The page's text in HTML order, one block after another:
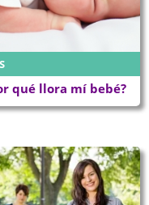
qué llora mí bebé?